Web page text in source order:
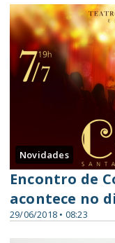
Novidades
29/06/2018 • 08:23
Encontro de
acontece no